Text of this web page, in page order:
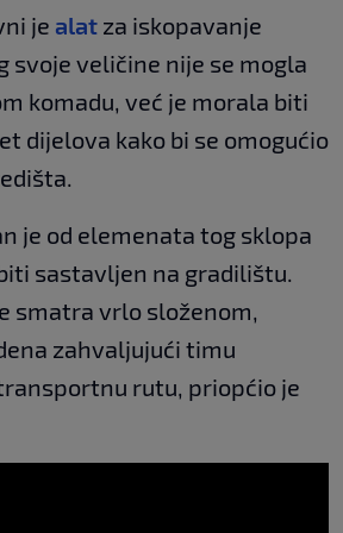
je alat za iskopavanje
svoje veličine nije se mogla
komadu, već je morala biti
dijelova kako bi se omogućio
je od elemenata tog sklopa
sastavljen na gradilištu.
smatra vrlo složenom,
zahvaljujući timu
rutu, priopćio je